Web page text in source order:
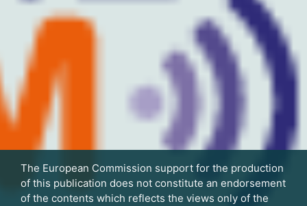
The European Commission support for the production
of this publication does not constitute an endorsement
of the contents which reflects the views only of the